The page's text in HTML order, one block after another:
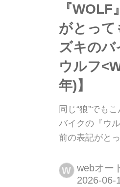
で選んでみた
化する度にネ
ていった2スト
『
がとって
ズキのバ
ウルフ
年)】
同じ“狼”でも
バイクの『ウ
前の表記がと
(1982年)】 今
ことが珍しく
W webオー